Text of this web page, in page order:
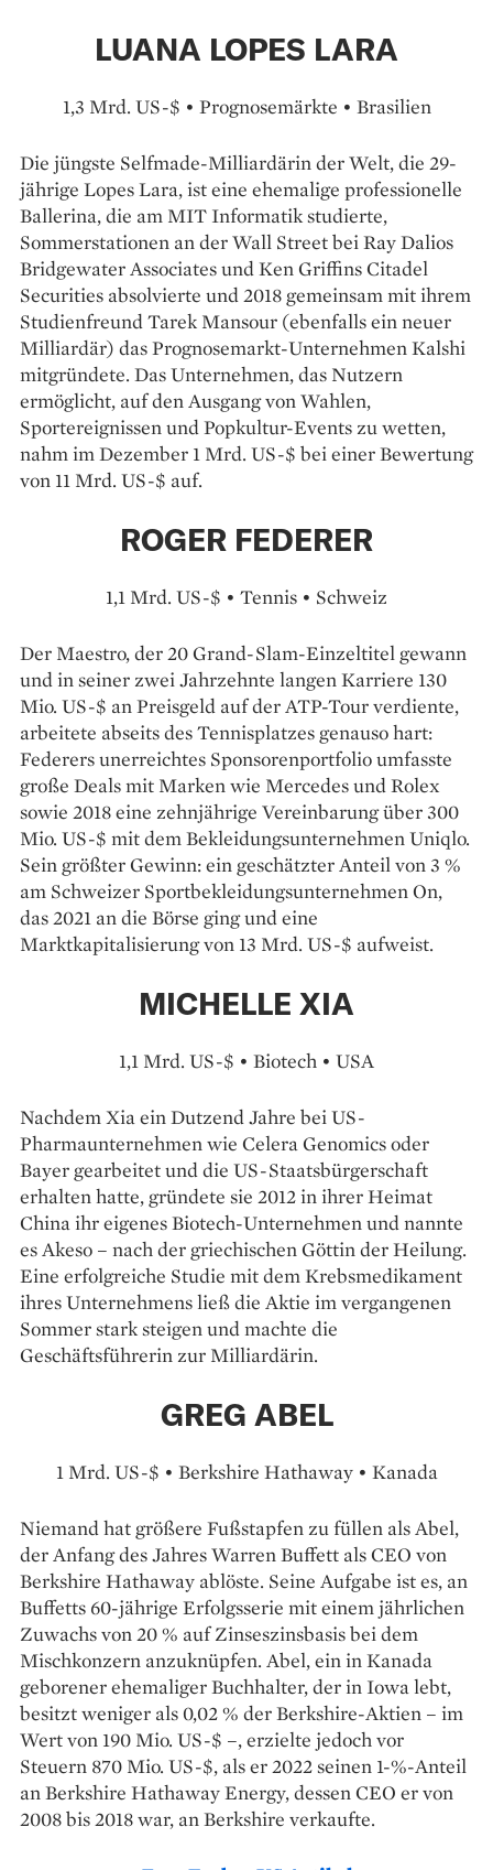
LUANA LOPES LARA
1,3 Mrd. US-$ • Prognosemärkte • Brasilien
Die jüngste Selfmade-Milliardärin der Welt, die 29-
jährige Lopes Lara, ist eine ehemalige professionelle
Ballerina, die am MIT Informatik studierte,
Sommerstationen an der Wall Street bei Ray Dalios
Bridge­water Associates und Ken Griffins Citadel
Securities absolvierte und 2018 gemeinsam mit ihrem
Studienfreund Tarek Mansour (ebenfalls ein neuer
Milliardär) das Prognosemarkt-­Unternehmen Kalshi
mitgründete. Das Unternehmen, das Nutzern
ermöglicht, auf den Ausgang von Wahlen,
Sportereignissen und Popkultur-Events zu wetten,
nahm im Dezember 1 Mrd. US-$ bei einer ­Bewertung
von 11 Mrd. US-$ auf.
ROGER FEDERER
1,1 Mrd. US-$ • Tennis • Schweiz
Der Maestro, der 20 Grand-Slam-Einzeltitel gewann
und in seiner zwei Jahrzehnte langen Karriere 130
Mio. US-$ an Preisgeld auf der ATP-Tour verdiente,
arbeitete abseits des Tennisplatzes genauso hart:
Federers unerreichtes Spon­sorenportfolio umfasste
große Deals mit Marken wie Mercedes und Rolex
sowie 2018 eine zehnjährige Vereinbarung über 300
Mio. US-$ mit dem Bekleidungsunternehmen Uniqlo.
Sein größter Gewinn: ein geschätzter Anteil von 3 %
am Schweizer Sportbekleidungsunternehmen On,
das 2021 an die Börse ging und eine
Marktkapitalisierung von 13 Mrd. US-$ aufweist.
MICHELLE XIA
1,1 Mrd. US-$ • Biotech • USA
Nachdem Xia ein Dutzend Jahre bei US-
Pharmaunternehmen wie Celera Genomics oder
Bayer gearbeitet und die US-Staatsbürgerschaft
erhalten hatte, gründete sie 2012 in ihrer Heimat
China ihr eigenes Biotech-Unternehmen und nannte
es Akeso – nach der griechischen Göttin der Heilung.
Eine erfolg­reiche Studie mit dem Krebsmedikament
ihres Unternehmens ließ die Aktie im vergangenen
Sommer stark steigen und machte die
Geschäftsführerin zur Milliardärin.
GREG ABEL
1 Mrd. US-$ • Berkshire Hathaway • Kanada
Niemand hat größere Fußstapfen zu füllen als Abel,
der Anfang des Jahres Warren Buffett als CEO von
Berkshire Hathaway ablöste. Seine Aufgabe ist es, an
Buffetts 60-jährige Erfolgsserie mit einem jähr­lichen
Zuwachs von 20 % auf Zinseszinsbasis bei dem
Mischkonzern anzuknüpfen. Abel, ein in Kanada
geborener ehemaliger Buchhalter, der in Iowa lebt,
besitzt weniger als 0,02 % der Berkshire-Aktien – im
Wert von 190 Mio. US-$ –, erzielte jedoch vor
Steuern 870 Mio. US-$, als er 2022 seinen 1-%-Anteil
an Berkshire Hathaway Energy, dessen CEO er von
2008 bis 2018 war, an Berkshire verkaufte.